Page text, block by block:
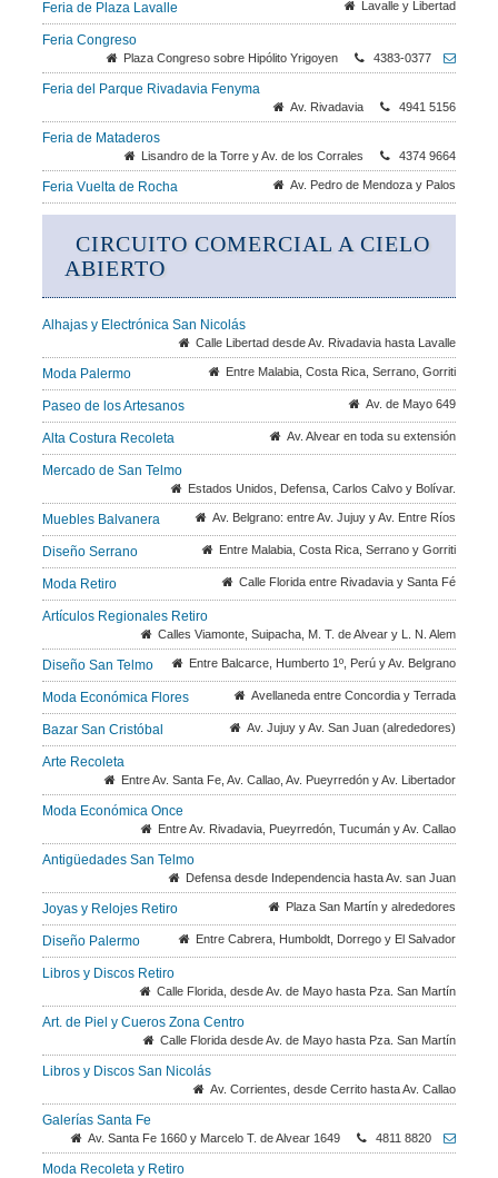
Feria de Plaza Lavalle Lavalle y Libertad
Feria Congreso
Plaza Congreso sobre Hipólito Yrigoyen 4383-0377
Feria del Parque Rivadavia Fenyma
Av. Rivadavia 4941 5156
Feria de Mataderos
Lisandro de la Torre y Av. de los Corrales 4374 9664
Feria Vuelta de Rocha Av. Pedro de Mendoza y Palos
CIRCUITO COMERCIAL A CIELO
ABIERTO
Alhajas y Electrónica San Nicolás
Calle Libertad desde Av. Rivadavia hasta Lavalle
Moda Palermo Entre Malabia, Costa Rica, Serrano, Gorriti
Paseo de los Artesanos Av. de Mayo 649
Alta Costura Recoleta Av. Alvear en toda su extensión
Mercado de San Telmo
Estados Unidos, Defensa, Carlos Calvo y Bolívar.
Muebles Balvanera Av. Belgrano: entre Av. Jujuy y Av. Entre Ríos
Diseño Serrano Entre Malabia, Costa Rica, Serrano y Gorriti
Moda Retiro Calle Florida entre Rivadavia y Santa Fé
Artículos Regionales Retiro
Calles Viamonte, Suipacha, M. T. de Alvear y L. N. Alem
Diseño San Telmo Entre Balcarce, Humberto 1º, Perú y Av. Belgrano
Moda Económica Flores Avellaneda entre Concordia y Terrada
Bazar San Cristóbal Av. Jujuy y Av. San Juan (alrededores)
Arte Recoleta
Entre Av. Santa Fe, Av. Callao, Av. Pueyrredón y Av. Libertador
Moda Económica Once
Entre Av. Rivadavia, Pueyrredón, Tucumán y Av. Callao
Antigüedades San Telmo
Defensa desde Independencia hasta Av. san Juan
Joyas y Relojes Retiro Plaza San Martín y alrededores
Diseño Palermo Entre Cabrera, Humboldt, Dorrego y El Salvador
Libros y Discos Retiro
Calle Florida, desde Av. de Mayo hasta Pza. San Martín
Art. de Piel y Cueros Zona Centro
Calle Florida desde Av. de Mayo hasta Pza. San Martín
Libros y Discos San Nicolás
Av. Corrientes, desde Cerrito hasta Av. Callao
Galerías Santa Fe
Av. Santa Fe 1660 y Marcelo T. de Alvear 1649 4811 8820
Moda Recoleta y Retiro